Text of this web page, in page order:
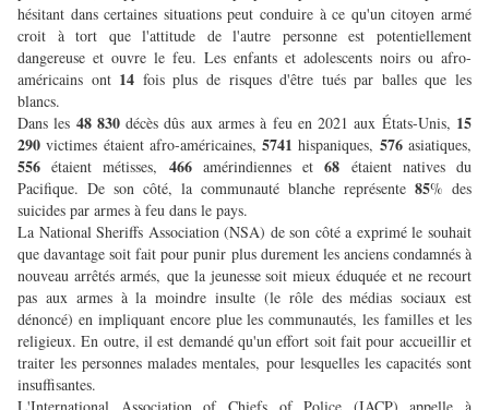
hésitant dans certaines situations peut conduire à ce qu'un citoyen armé
croit à tort que l'attitude de l'autre personne est potentiellement
dangereuse et ouvre le feu. Les enfants et adolescents noirs ou afro-
américains ont 14 fois plus de risques d'être tués par balles que les
blancs.
Dans les 48 830décès dûs aux armes à feu en 2021 aux États-Unis, 15
290 victimes étaient afro-américaines,5741hispaniques, 576asiatiques,
556étaient métisses, 466 amérindiennes et68 étaient natives du
Pacifique. De son côté, la communauté blanche représente 85% des
suicides par armes à feu dans le pays.
La National Sheriffs Association (NSA) de son côté a exprimé le souhait
que davantage soit fait pour punir plus durement les anciens condamnés à
nouveau arrêtés armés, que la jeunesse soit mieux éduquée et ne recourt
pas aux armes à la moindre insulte (le rôle des médias sociaux est
dénoncé) en impliquant encore plue les communautés, les familles et les
religieux. En outre, il est demandé qu'un effort soit fait pour accueillir et
traiter les personnes malades mentales, pour lesquelles les capacités sont
insuffisantes.